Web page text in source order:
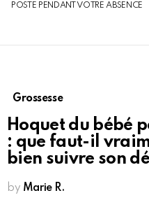
POSTE PENDANT VOTRE ABSENCE
Grossesse
Hoquet du bébé
: que faut-il
bien suivre son
by Marie R.